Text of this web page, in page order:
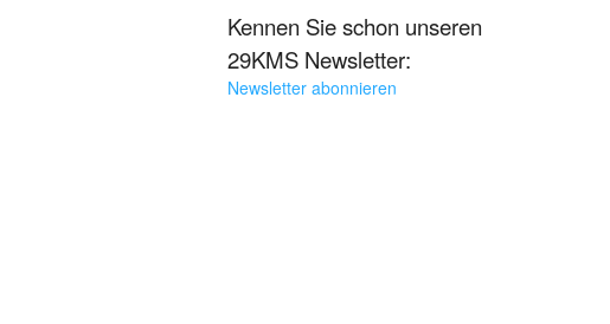
Kennen Sie schon unseren
29KMS Newsletter:
Newsletter abonnieren